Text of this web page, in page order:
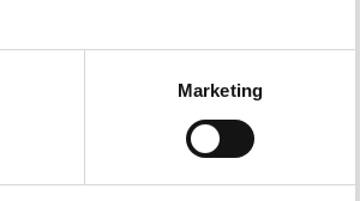
Marketing